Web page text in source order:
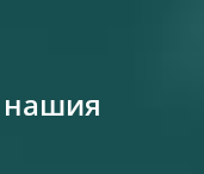
нашия